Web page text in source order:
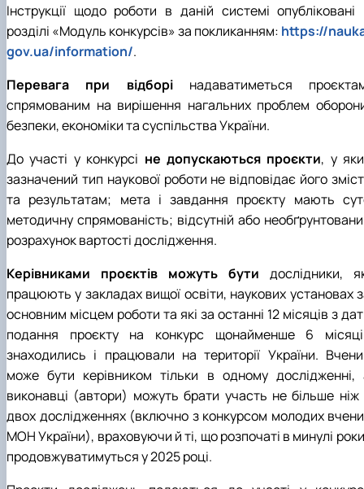
Інструкції щодо роботи в даній системі опубліковані
розділі «Модуль конкурсів» за покликанням: https://
gov.ua/information/.
Перевага при відборінадаватиметься
спрямованим на вирішення нагальних проблем
безпеки, економіки та суспільства України.
До участі у конкурсі не допускаються проєкти, у
зазначений тип наукової роботи не відповідає його
та результатам; мета і завдання проєкту мають
методичну спрямованість; відсутній або
розрахунок вартості дослідження.
Керівниками проєктів можуть бути дослідники,
працюють у закладах вищої освіти, наукових установах
основним місцем роботи та які за останні 12 місяців з
подання проєкту на конкурс щонайменше 6
знаходились і працювали на території України.
може бути керівником тільки в одному дослідженні,
виконавці (автори) можуть брати участь не більше ніж
двох дослідженнях (включно з конкурсом молодих
МОН України), враховуючи й ті, що розпочаті в минулі роки
продовжуватимуться у 2025 році.